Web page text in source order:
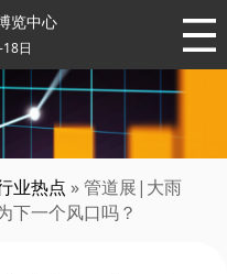
览中心
日
业热点 » 管道展|大雨
下一个风口吗？